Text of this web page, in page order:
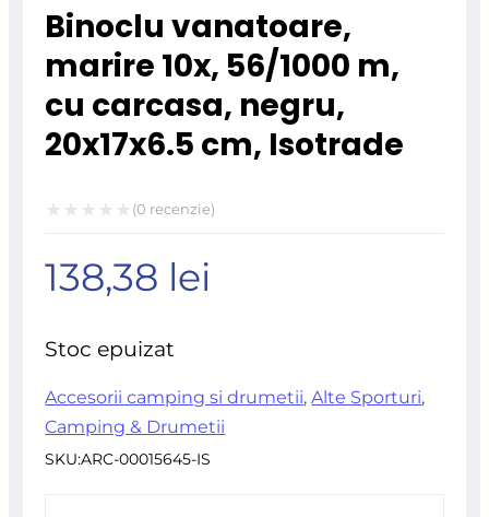
Binoclu vanatoare,
marire 10x, 56/1000 m,
cu carcasa, negru,
20x17x6.5 cm, Isotrade
la
(0 recenzie)
138,38 lei
Stoc epuizat
Accesorii camping si drumetii,Alte Sporturi,
Camping & Drumetii
SKU:ARC-00015645-IS